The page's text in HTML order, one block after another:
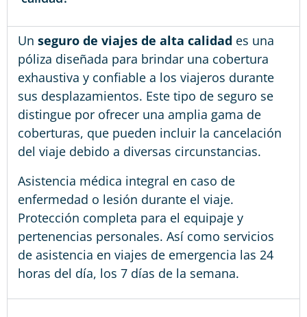
Un seguro de viajes de alta calidad es una
póliza diseñada para brindar una cobertura
exhaustiva y confiable a los viajeros durante
sus desplazamientos. Este tipo de seguro se
distingue por ofrecer una amplia gama de
coberturas, que pueden incluir la cancelación
del viaje debido a diversas circunstancias.
Asistencia médica integral en caso de
enfermedad o lesión durante el viaje.
Protección completa para el equipaje y
pertenencias personales. Así como servicios
de asistencia en viajes de emergencia las 24
horas del día, los 7 días de la semana.